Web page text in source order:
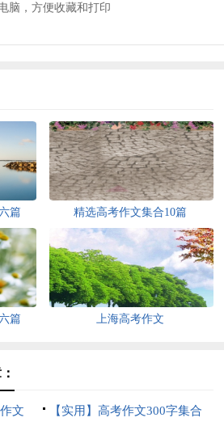
脑，方便收藏和打印
篇 精选高考作文集合10篇
篇 上海高考作文
文 【实用】高考作文300字集合